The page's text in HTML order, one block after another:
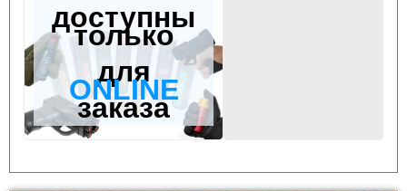
доступны
только
для
ONLINE
заказа